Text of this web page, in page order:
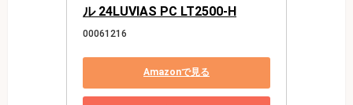
ル 24LUVIAS PC LT2500-H
00061216
Amazonで見る